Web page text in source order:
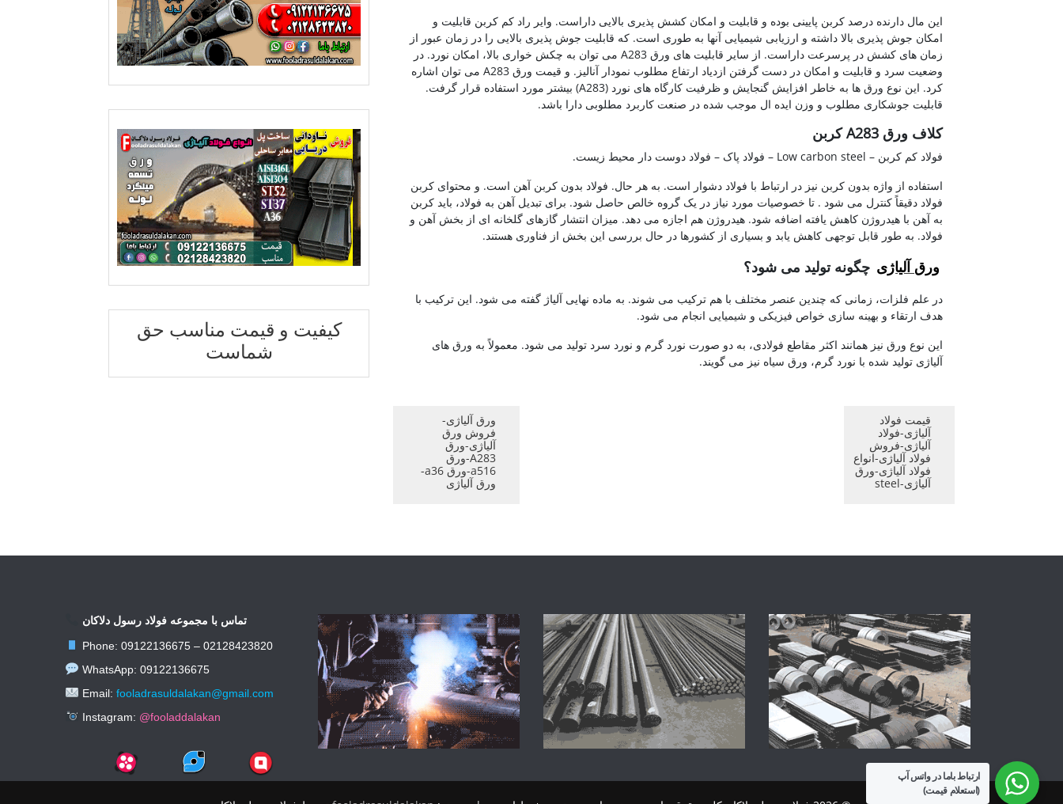
این مال دارنده درصد کربن پایینی بوده و قابلیت و امکان کشش پذیری بالایی داراست. وایر راد کم کربن قابلیت و
امکان جوش پذیری بالا داشته و ارزیابی شیمیایی آنها به طوری است. که قابلیت جوش پذیری بالایی را در زمان عبور از
زمان های کشش در پرسرعت داراست. از سایر قابلیت های ورق A283 می توان به چکش خواری بالا، امکان نورد. در
وضعیت سرد و قابلیت و امکان در دست گرفتن ازدیاد ارتفاع مطلوب نمودار آنالیز. و قیمت ورق A283 می توان اشاره
کرد. این نوع ورق ها به خاطر افزایش گنجایش و ظرفیت کارگاه های نورد (A283) بیشتر مورد استفاده قرار گرفت.
قابلیت جوشکاری مطلوب و وزن ایده ال موجب شده در صنعت کاربرد مطلوبی دارا باشد.
کلاف ورق A283 کربن
فولاد کم کربن – Low carbon steel – فولاد پاک – فولاد دوست دار محیط زیست.
استفاده از واژه بدون کربن نیز در ارتباط با فولاد دشوار است. به هر حال. فولاد بدون کربن آهن است. و محتوای کربن
فولاد دقیقاً کنترل می شود . تا خصوصیات مورد نیاز در یک گروه خالص حاصل شود. برای تبدیل آهن به فولاد، باید کربن
به آهن با هیدروژن کاهش یافته اضافه شود. هیدروژن هم اجازه می دهد. میزان انتشار گازهای گلخانه ای از بخش آهن و
فولاد. به طور قابل توجهی کاهش یابد و بسیاری از کشورها در حال بررسی این بخش از فناوری هستند.
ورق آلیاژی چگونه تولید می شود؟
در علم فلزات، زمانی که چندین عنصر مختلف با هم ترکیب می شوند. به ماده نهایی آلیاژ گفته می شود. این ترکیب با
هدف ارتقاء و بهینه سازی خواص فیزیکی و شیمیایی انجام می شود.
این نوع ورق نیز همانند اکثر مقاطع فولادی، به دو صورت نورد گرم و نورد سرد تولید می شود. معمولاً به ورق های
آلیاژی تولید شده با نورد گرم، ورق سیاه نیز می گویند.
ورق آلیاژی-
فروش ورق
آلیاژی-ورق
A283-ورق
a516-ورق a36-
ورق آلیاژی
قیمت فولاد
آلیاژی-فولاد
آلیاژی-فروش
فولاد آلیاژی-انواع
فولاد آلیاژی-ورق
آلیاژی-steel
کیفیت و قیمت مناسب حق
شماست
تماس با مجموعه فولاد رسول دلاکان
Phone: 09122136675 – 02128423820
WhatsApp: 09122136675
Email:fooladrasuldalakan@gmail.com
Instagram: @fooladdalakan
ارتباط باما در واتس آپ
(استعلام قیمت)